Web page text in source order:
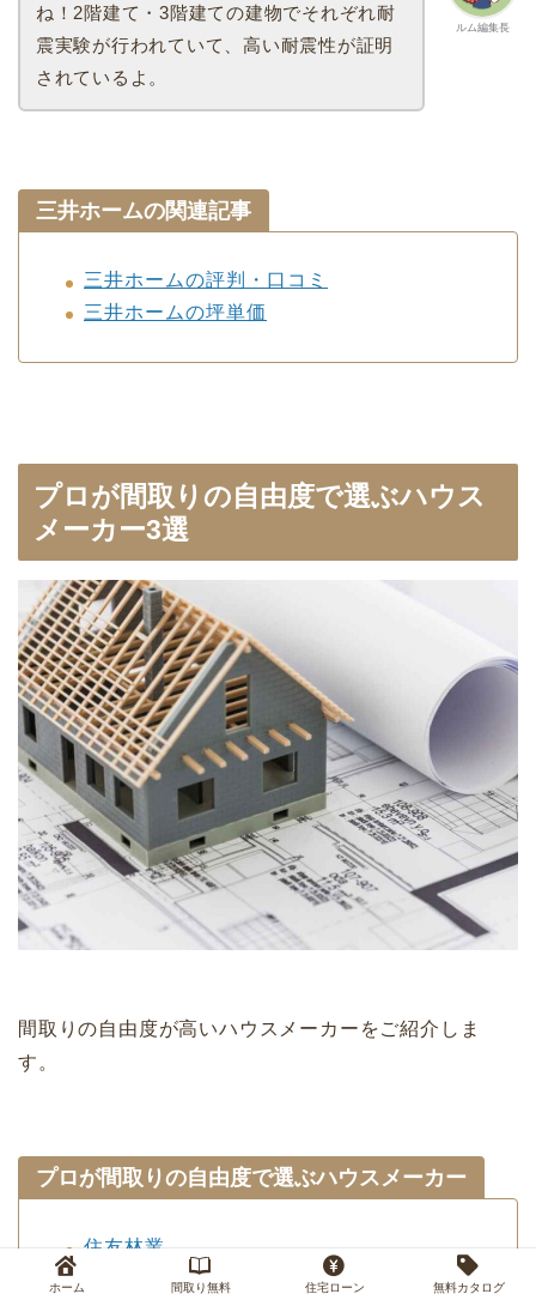
ルム編集長
ね！2階建て・3階建ての建物でそれぞれ耐
震実験が行われていて、高い耐震性が証明
されているよ。
三井ホームの関連記事
三井ホームの評判・口コミ
三井ホームの坪単価
プロが間取りの自由度で選ぶハウス
メーカー3選
間取りの自由度が高いハウスメーカーをご紹介しま
す。
プロが間取りの自由度で選ぶハウスメーカー
住友林業
ミサワホーム
ホーム 間取り無料 住宅ローン 無料カタログ